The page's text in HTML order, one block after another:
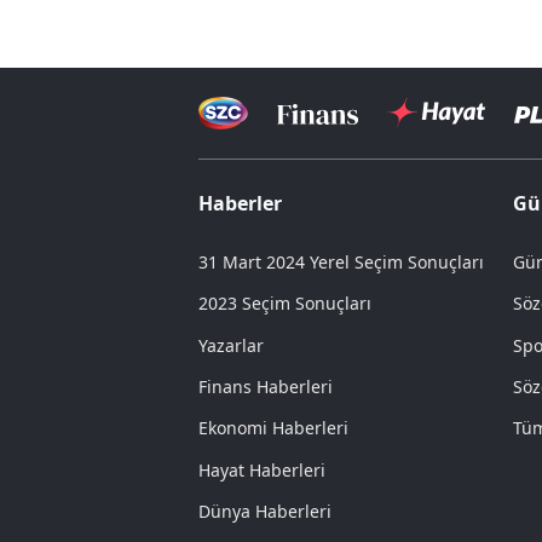
Haberler
31 Mart 2024 Yerel Seçim Sonuçları
2023 Seçim Sonuçları
Yazarlar
Finans Haberleri
Ekonomi Haberleri
Hayat Haberleri
Dünya Haberleri